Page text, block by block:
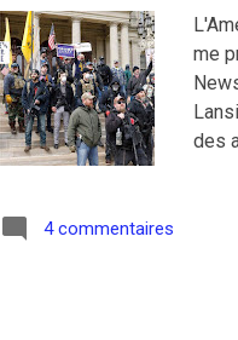
me
des
4 commentaires